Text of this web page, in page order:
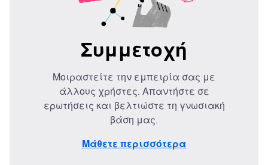
Συμμετοχή
Μοιραστείτε την εμπειρία σας με
άλλους χρήστες. Απαντήστε σε
ερωτήσεις και βελτιώστε τη γνωσιακή
βάση μας.
Μάθετε περισσότερα